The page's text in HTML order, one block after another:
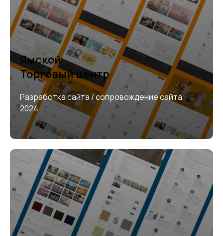
Ямской
Торговый центр
Разработка сайта / сопровождение сайта,
2024